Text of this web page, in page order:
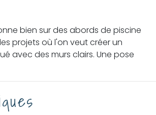
bien sur des abords de piscine
projets où l'on veut créer un
avec des murs clairs. Une pose